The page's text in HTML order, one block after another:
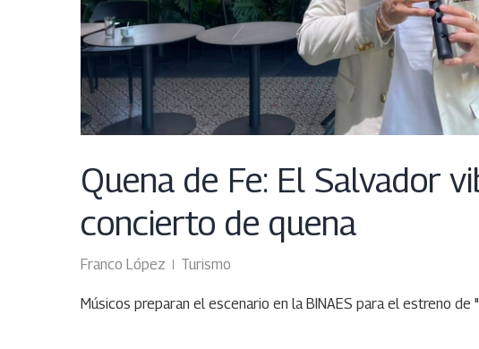
Quena de Fe: El Salvador
concierto de quena
Franco López Turismo
Músicos preparan el escenario en la BINAES para el estreno de